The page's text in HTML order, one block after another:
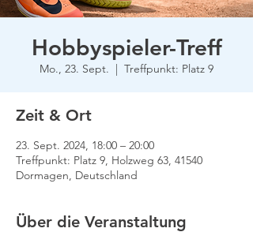
Hobbyspieler-Treff
Mo., 23. Sept.
  |
Treffpunkt: Platz 9
Zeit & Ort
23. Sept. 2024, 18:00 – 20:00
Treffpunkt: Platz 9, Holzweg 63, 41540
Dormagen, Deutschland
Über die Veranstaltung